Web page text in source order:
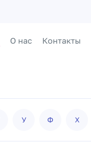
О нас Контакты
У Ф Х